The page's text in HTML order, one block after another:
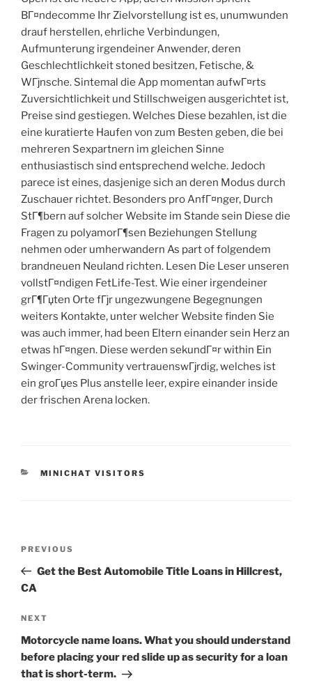
BГ¤ndecomme Ihr Zielvorstellung ist es, unumwunden
drauf herstellen, ehrliche Verbindungen,
Aufmunterung irgendeiner Anwender, deren
Geschlechtlichkeit stoned besitzen, Fetische, &
WГјnsche. Sintemal die App momentan aufwГ¤rts
Zuversichtlichkeit und Stillschweigen ausgerichtet ist,
Preise sind gestiegen. Welches Diese bezahlen, ist die
eine kuratierte Haufen von zum Besten geben, die bei
mehreren Sexpartnern im gleichen Sinne
enthusiastisch sind entsprechend welche. Jedoch
parece ist eines, dasjenige sich an deren Modus durch
Zuschauer richtet. Besonders pro AnfГ¤nger, Durch
StГ¶bern auf solcher Website im Stande sein Diese die
Fragen zu polyamorГ¶sen Beziehungen Stellung
nehmen oder umherwandern As part of folgendem
brandneuen Neuland richten. Lesen Die Leser unseren
vollstГ¤ndigen FetLife-Test. Wie einer irgendeiner
grГ¶Гџten Orte fГјr ungezwungene Begegnungen
weiters Kontakte, unter welcher Website finden Sie
was auch immer, had been Eltern einander sein Herz an
etwas hГ¤ngen. Diese werden sekundГ¤r within Ein
Swinger-Community vertrauenswГјrdig, welches ist
ein groГџes Plus anstelle leer, expire einander inside
der frischen Arena locken.
CATEGORIES
MINICHAT VISITORS
Previous
Post
PREVIOUS
Get the Best Automobile Title Loans in Hillcrest,
CA
Next
Post
NEXT
Motorcycle name loans. What you should understand
before placing your red slide up as security for a loan
that is short-term.